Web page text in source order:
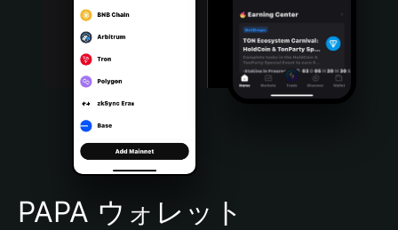
Português (Portugal)
Bahasa Indonesia
Português (Brasil)
Español (Argentina)
PAPA ウォレット